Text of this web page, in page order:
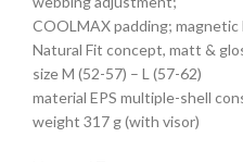
COOLMAX padding; magnetic
Natural Fit concept, matt &
size M (52-57) – L (57-62)
material EPS multiple-shell
weight 317 g (with visor)